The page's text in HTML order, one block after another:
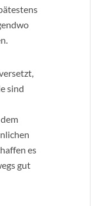
sind
es
gut